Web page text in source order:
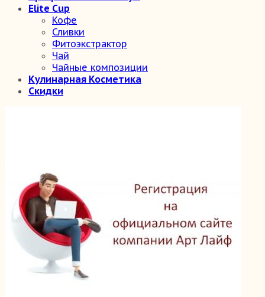
Elite Cup
Кофе
Сливки
Фитоэкстрактор
Чай
Чайные композиции
Кулинарная Косметика
Скидки